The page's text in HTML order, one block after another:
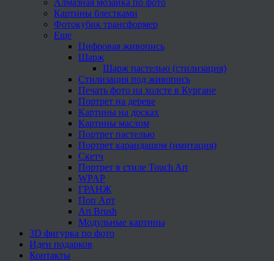
Картины блестками
Фотокубик трансформер
Еще
Цифровая живопись
Шарж
Шарж пастелью (стилизация)
Стилизация под живопись
Печать фото на холсте в Кургане
Портрет на дереве
Картины на досках
Картины маслом
Портрет пастелью
Портрет карандашом (имитация)
Скетч
Портрет в стиле Touch Art
WPAP
ГРАНЖ
Поп Арт
Art Brush
Модульные картины
3D фигурка по фото
Идеи подарков
Контакты